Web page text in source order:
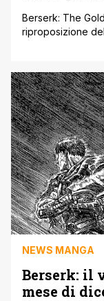
Berserk: The
riproposizione
proposta ai fan
l'evento è stato
Online Fest
NEWS MANGA
Berserk: il
mese di